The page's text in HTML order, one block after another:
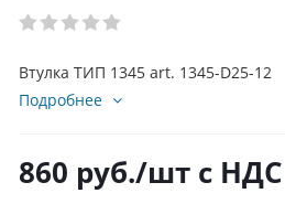
Втулка ТИП 1345 art. 1345-D25-12
Подробнее
860 руб./шт с НДС